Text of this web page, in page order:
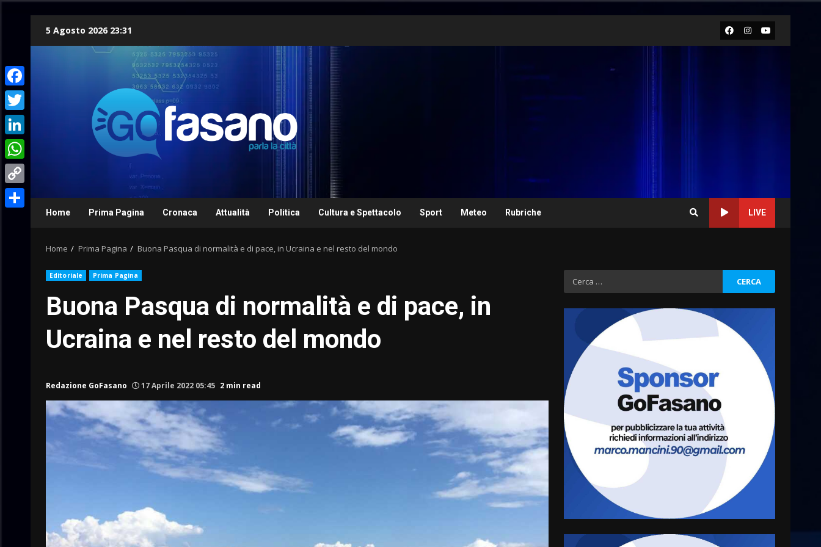
5 Agosto 2026 23:31 Facebook
Instagram
Youtube
Home Prima Pagina Cronaca Attualità Politica Cultura e Spettacolo Sport Meteo Rubriche LIVE
Home Prima Pagina Buona Pasqua di normalità e di pace, in Ucraina e nel resto del mondo
Editoriale Prima Pagina
Buona Pasqua di normalità e di pace, in
Ucraina e nel resto del mondo
Redazione GoFasano 17 Aprile 2022 05:45 2 min read
Ricerca
per:
scrivono al Prefetto: “Noi
cittadini di serie B”
5 Agosto 2026 06:15
4
A Savelletri torna la Sagra del
Pesce Spada: appuntamento
a sabato 8 agosto
5
L’abusivismo giornalistico è
un pericolo
Facebook
Twitter
LinkedIn
WhatsApp
Copy